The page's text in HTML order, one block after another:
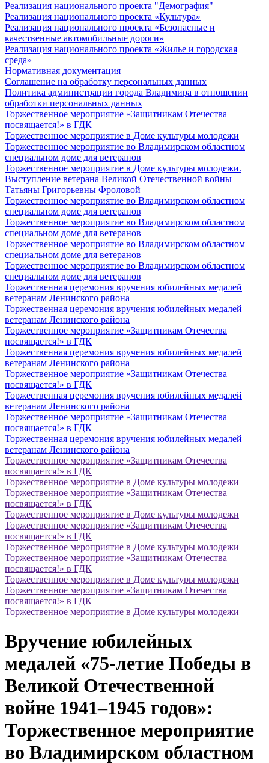
Реализация национального проекта "Демография"
Реализация национального проекта «Культура»
Реализация национального проекта «Безопасные и
качественные автомобильные дороги»
Реализация национального проекта «Жилье и городская
среда»
Нормативная документация
Соглашение на обработку персональных данных
Политика администрации города Владимира в отношении
обработки персональных данных
Торжественное мероприятие «Защитникам Отечества
посвящается!» в ГДК
Торжественное мероприятие в Доме культуры молодежи
Торжественное мероприятие во Владимирском областном
специальном доме для ветеранов
Торжественное мероприятие в Доме культуры молодежи.
Выступление ветерана Великой Отечественной войны
Татьяны Григорьевны Фроловой
Торжественное мероприятие во Владимирском областном
специальном доме для ветеранов
Торжественное мероприятие во Владимирском областном
специальном доме для ветеранов
Торжественное мероприятие во Владимирском областном
специальном доме для ветеранов
Торжественное мероприятие во Владимирском областном
специальном доме для ветеранов
Торжественная церемония вручения юбилейных медалей
ветеранам Ленинского района
Торжественная церемония вручения юбилейных медалей
ветеранам Ленинского района
Торжественное мероприятие «Защитникам Отечества
посвящается!» в ГДК
Торжественная церемония вручения юбилейных медалей
ветеранам Ленинского района
Торжественное мероприятие «Защитникам Отечества
посвящается!» в ГДК
Торжественная церемония вручения юбилейных медалей
ветеранам Ленинского района
Торжественное мероприятие «Защитникам Отечества
посвящается!» в ГДК
Торжественная церемония вручения юбилейных медалей
ветеранам Ленинского района
Торжественное мероприятие «Защитникам Отечества
посвящается!» в ГДК
Торжественное мероприятие в Доме культуры молодежи
Торжественное мероприятие «Защитникам Отечества
посвящается!» в ГДК
Торжественное мероприятие в Доме культуры молодежи
Торжественное мероприятие «Защитникам Отечества
посвящается!» в ГДК
Торжественное мероприятие в Доме культуры молодежи
Торжественное мероприятие «Защитникам Отечества
посвящается!» в ГДК
Торжественное мероприятие в Доме культуры молодежи
Торжественное мероприятие «Защитникам Отечества
посвящается!» в ГДК
Торжественное мероприятие в Доме культуры молодежи
Вручение юбилейных
медалей «75-летие Победы в
Великой Отечественной
войне 1941–1945 годов»:
Торжественное мероприятие
во Владимирском областном